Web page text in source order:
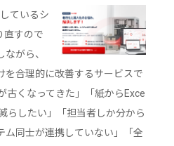
ているシ
直すので
がら、
を合理的に改善するサービスで
古くなってきた」「紙からExce
らしたい」「担当者しか分から
ム同士が連携していない」「全